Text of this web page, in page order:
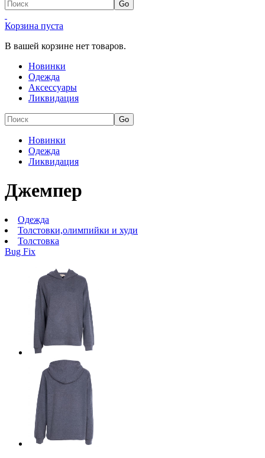
Корзина пуста
В вашей корзине нет товаров.
Новинки
Одежда
Аксессуары
Ликвидация
Новинки
Одежда
Ликвидация
Джемпер
Одежда
Толстовки,олимпийки и худи
Толстовка
Bug Fix